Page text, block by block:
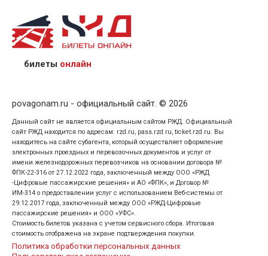
назвав кассиру 14-значный номер заказа;
предъявив удостоверение личности пассажира, на
кого оформлен билет.
билеты онлайн
povagonam.ru - официальный сайт. © 2026
Данный сайт не является официальным сайтом РЖД. Официальный
сайт РЖД находится по адресам: rzd.ru, pass.rzd.ru, ticket.rzd.ru. Вы
находитесь на сайте субагента, который осуществляет оформление
электронных проездных и перевозочных документов и услуг от
имени железнодорожных перевозчиков на основании договора №
ФПК-22-316 от 27.12.2022 года, заключенный между ООО «РЖД
-Цифровые пассажирские решения» и АО «ФПК», и Договор №
ИМ-314 о предоставлении услуг с использованием Веб-системы от
29.12.2017 года, заключенный между ООО «РЖД-Цифровые
пассажирские решения» и ООО «УФС».
Стоимость билетов указана с учетом сервисного сбора. Итоговая
стоимость отображена на экране подтверждения покупки.
Политика обработки персональных данных